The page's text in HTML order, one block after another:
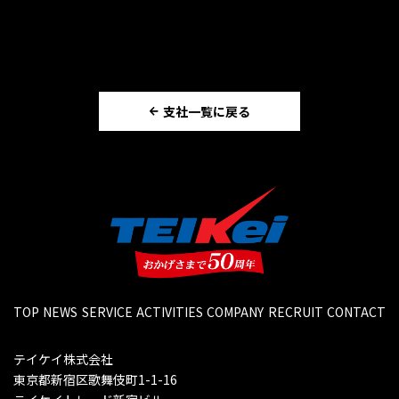
支社一覧に戻る
TOP NEWS SERVICE ACTIVITIES COMPANY RECRUIT CONTACT
テイケイ株式会社
東京都新宿区歌舞伎町1-1-16